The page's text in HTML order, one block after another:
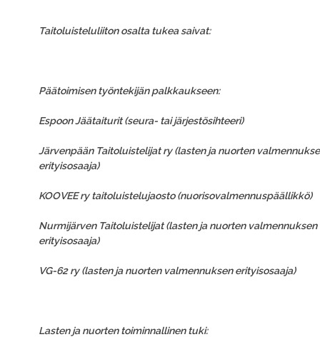
Taitoluisteluliiton osalta tukea saivat:
Päätoimisen työntekijän palkkaukseen:
Espoon Jäätaiturit (seura- tai järjestösihteeri)
Järvenpään Taitoluistelijat ry (lasten ja nuorten
erityisosaaja)
KOOVEE ry taitoluistelujaosto (nuorisovalmennuspäällikkö)
Nurmijärven Taitoluistelijat (lasten ja nuorten valmennuksen
erityisosaaja)
VG-62 ry (lasten ja nuorten valmennuksen erityisosaaja)
Lasten ja nuorten toiminnallinen tuki: